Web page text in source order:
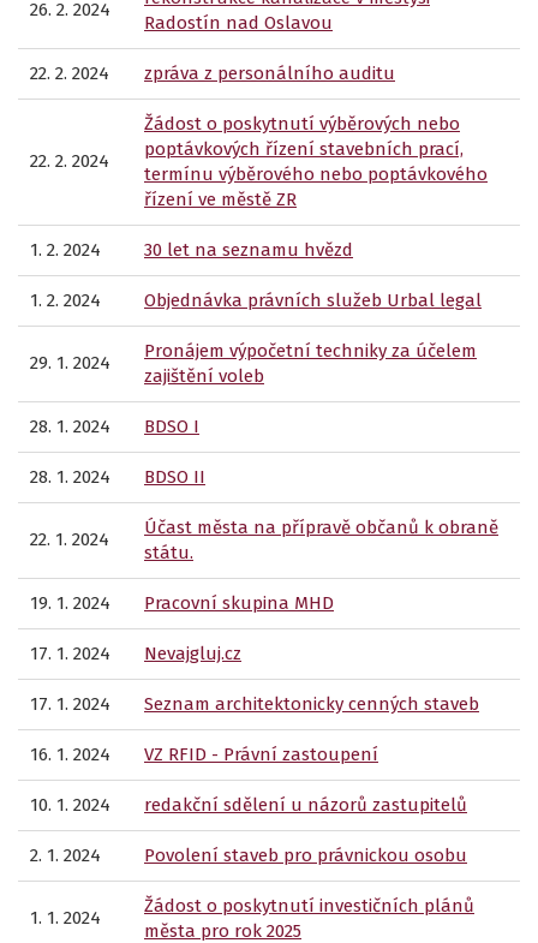
26. 2. 2024
Radostín nad Oslavou
22. 2. 2024 zpráva z personálního auditu
22. 2. 2024
Žádost o poskytnutí výběrových nebo
poptávkových řízení stavebních prací,
termínu výběrového nebo poptávkového
řízení ve městě ZR
1. 2. 2024 30 let na seznamu hvězd
1. 2. 2024 Objednávka právních služeb Urbal legal
29. 1. 2024
Pronájem výpočetní techniky za účelem
zajištění voleb
28. 1. 2024 BDSO I
28. 1. 2024 BDSO II
22. 1. 2024
Účast města na přípravě občanů k obraně
státu.
19. 1. 2024 Pracovní skupina MHD
17. 1. 2024 Nevajgluj.cz
17. 1. 2024 Seznam architektonicky cenných staveb
16. 1. 2024 VZ RFID - Právní zastoupení
10. 1. 2024 redakční sdělení u názorů zastupitelů
2. 1. 2024 Povolení staveb pro právnickou osobu
1. 1. 2024
Žádost o poskytnutí investičních plánů
města pro rok 2025